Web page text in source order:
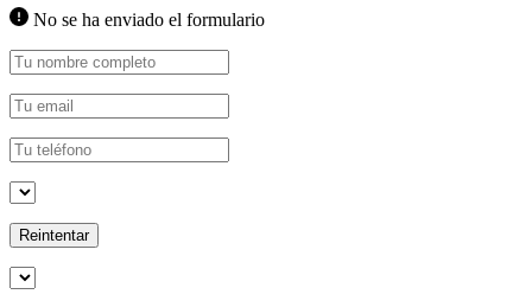
No se ha enviado el formulario
Reintentar